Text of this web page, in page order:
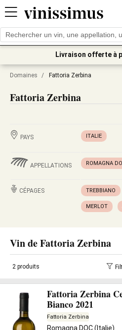
Livraison offerte à
Domaines / Fattoria Zerbina
Fattoria Zerbina
PAYS ITALIE
APPELLATIONS ROMAGNA
CÉPAGES TREBBIANO
MERLOT
Vin de Fattoria Zerbina
2 produits
Fattoria Zerbina
Bianco 2021
Fattoria Zerbina
Romagna DOC (Italie)